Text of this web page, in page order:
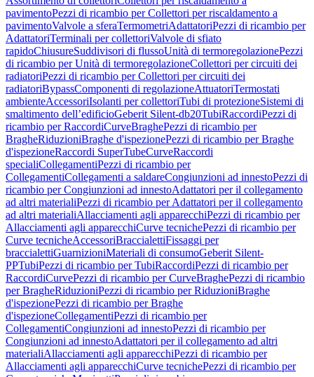
pavimentoPezzi di ricambio per Collettori per riscaldamento a
pavimentoValvole a sferaTermometriAdattatoriPezzi di ricambio per
AdattatoriTerminali per collettoriValvole di sfiato
rapidoChiusureSuddivisori di flussoUnità di termoregolazionePezzi
di ricambio per Unità di termoregolazioneCollettori per circuiti dei
radiatoriPezzi di ricambio per Collettori per circuiti dei
radiatoriBypassComponenti di regolazioneAttuatoriTermostati
ambienteAccessoriIsolanti per collettoriTubi di protezioneSistemi di
smaltimento dell’edificioGeberit Silent-db20TubiRaccordiPezzi di
ricambio per RaccordiCurveBraghePezzi di ricambio per
BragheRiduzioniBraghe d'ispezionePezzi di ricambio per Braghe
d'ispezioneRaccordi SuperTubeCurveRaccordi
specialiCollegamentiPezzi di ricambio per
CollegamentiCollegamenti a saldareCongiunzioni ad innestoPezzi di
ricambio per Congiunzioni ad innestoAdattatori per il collegamento
ad altri materialiPezzi di ricambio per Adattatori per il collegamento
ad altri materialiAllacciamenti agli apparecchiPezzi di ricambio per
Allacciamenti agli apparecchiCurve tecnichePezzi di ricambio per
Curve tecnicheAccessoriBraccialettiFissaggi per
braccialettiGuarnizioniMateriali di consumoGeberit Silent-
PPTubiPezzi di ricambio per TubiRaccordiPezzi di ricambio per
RaccordiCurvePezzi di ricambio per CurveBraghePezzi di ricambio
per BragheRiduzioniPezzi di ricambio per RiduzioniBraghe
d'ispezionePezzi di ricambio per Braghe
d'ispezioneCollegamentiPezzi di ricambio per
CollegamentiCongiunzioni ad innestoPezzi di ricambio per
Congiunzioni ad innestoAdattatori per il collegamento ad altri
materialiAllacciamenti agli apparecchiPezzi di ricambio per
Allacciamenti agli apparecchiCurve tecnichePezzi di ricambio per